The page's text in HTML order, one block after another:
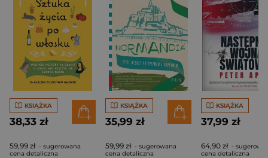
KSIĄŻKA
38,33 zł
59,99 zł - sugerowana
cena detaliczna
KSIĄŻKA
35,99 zł
59,99 zł - sugerowana
cena detaliczna
KSIĄŻKA
37,99 zł
64,90 zł -
cena detaliczna